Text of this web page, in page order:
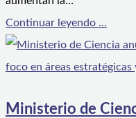
Continuar leyendo ...
Ministerio de